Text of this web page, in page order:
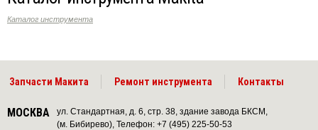
Каталог инструмента
Запчасти Макита Ремонт инструмента Контакты
МОСКВА
ул. Стандартная, д. 6, стр. 38, здание завода БКСМ,
(м. Бибирево), Телефон: +7 (495) 225-50-53